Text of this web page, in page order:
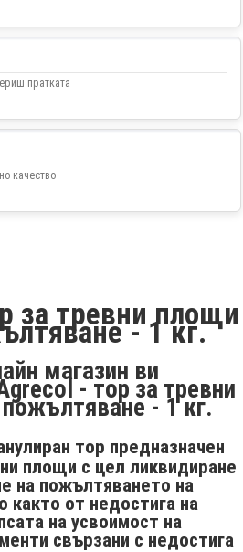
пратката
качество
за тревни площи
- 1 кг.
магазин ви
- тор за тревни
- 1 кг.
тор предназначен
площи с цел ликвидиране
на пожълтяването на
както от недостига на
на усвоимост на
свързани с недостига